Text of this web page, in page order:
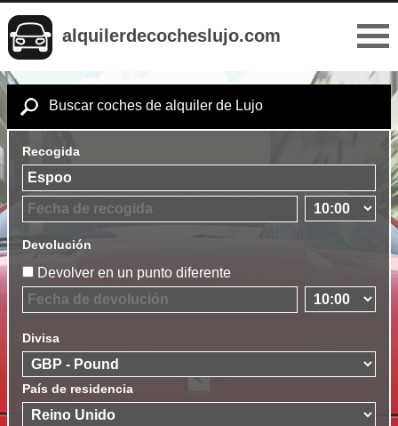
alquilerdecocheslujo.com
Buscar coches de alquiler de Lujo
Recogida
Devolución
Devolver en un punto diferente
Divisa
País de residencia